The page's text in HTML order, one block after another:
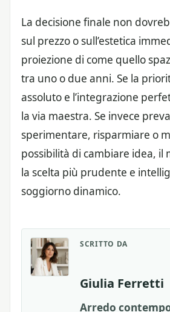
La decisione finale non
sul prezzo o sull’estetica
proiezione di come quello
tra uno o due anni. Se la
assoluto e l’integrazione
la via maestra. Se invece
sperimentare, risparmiare o
possibilità di cambiare idea, il
la scelta più prudente e
soggiorno dinamico.
SCRITTO DA
Giulia Ferretti
Arredo